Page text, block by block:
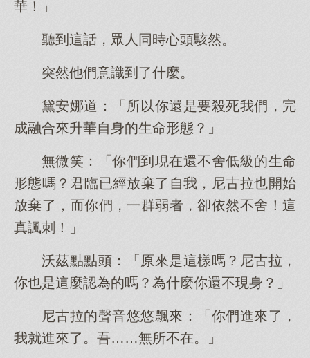
華！」
聽到這話，眾人同時心頭駭然。
突然他們意識到了什麼。
黛安娜道：「所以你還是要殺死我們，完
成融合來升華自身的生命形態？」
無微笑：「你們到現在還不舍低級的生命
形態嗎？君臨已經放棄了自我，尼古拉也開始
放棄了，而你們，一群弱者，卻依然不舍！這
真諷刺！」
沃茲點點頭：「原來是這樣嗎？尼古拉，
你也是這麼認為的嗎？為什麼你還不現身？」
尼古拉的聲音悠悠飄來：「你們進來了，
我就進來了。吾……無所不在。」